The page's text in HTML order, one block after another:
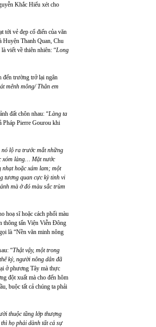
Khắc Hiếu xét cho
tới vẻ đẹp cổ điển của văn
Thanh Quan, Chu
viết về thiên nhiên: “Long
đến trường trở lại ngân
mênh mông/ Thân em
đất chôn nhau: “Làng ta
Pháp Pierre Gourou khi
nó lộ ra trước mắt những
xóm làng… Mặt nước
nhạt hoặc xám lam; một
tương quan cực kỳ tinh vi
mà ở đó màu sắc trùm
hoạ sĩ hoặc cách phối màu
thông tấn Viện Viễn Đông
là “Nền văn minh nông
“Thật vậy, một trong
kỷ, người nông dân đã
ở phương Tây mà thực
đột xuất mà cho đến hôm
buộc tất cả chúng ta phải
thuộc tầng lớp thượng
họ phải dành tất cả sự